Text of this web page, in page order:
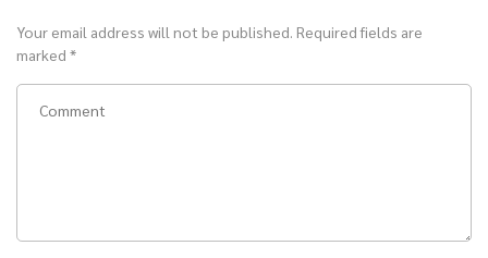
Your email address will not be published. Required fields are
marked *